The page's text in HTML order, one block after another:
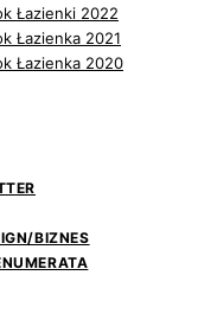
Łazienki 2022
Łazienka 2021
Łazienka 2020
BIZNES